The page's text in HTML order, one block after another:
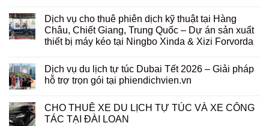
Dịch vụ cho thuê phiên dịch kỹ thuật tại Hàng
Châu, Chiết Giang, Trung Quốc – Dự án sản xuất
thiết bị máy kéo tại Ningbo Xinda & Xizi Forvorda
Dịch vụ du lịch tự túc Dubai Tết 2026 – Giải pháp
hỗ trợ trọn gói tại phiendichvien.vn
CHO THUÊ XE DU LỊCH TỰ TÚC VÀ XE CÔNG
TÁC TẠI ĐÀI LOAN